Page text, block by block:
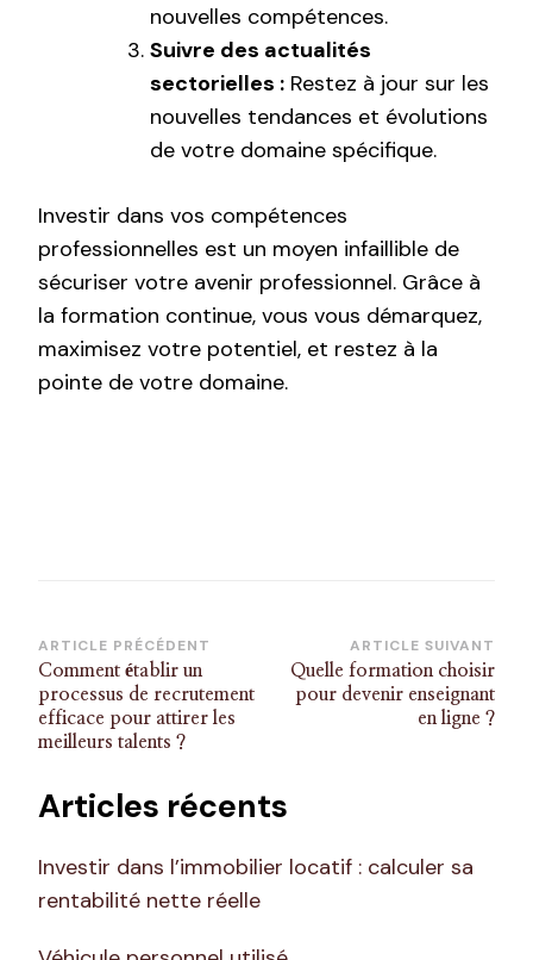
nouvelles compétences.
Suivre des actualités
sectorielles : Restez à jour sur les
nouvelles tendances et évolutions
de votre domaine spécifique.
Investir dans vos compétences
professionnelles est un moyen infaillible de
sécuriser votre avenir professionnel. Grâce à
la formation continue, vous vous démarquez,
maximisez votre potentiel, et restez à la
pointe de votre domaine.
Navigation
d’article
ARTICLE PRÉCÉDENT
Comment établir un
processus de recrutement
efficace pour attirer les
meilleurs talents ?
ARTICLE SUIVANT
Quelle formation choisir
pour devenir enseignant
en ligne ?
Articles récents
Investir dans l’immobilier locatif : calculer sa
rentabilité nette réelle